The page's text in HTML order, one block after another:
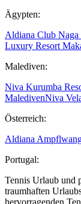
Ägypten:
Aldiana Club
Luxury Resort
Malediven:
Niva Kurumba
MaledivenNiva
Österreich:
Aldiana
Portugal:
Tennis Urlaub und
traumhaften